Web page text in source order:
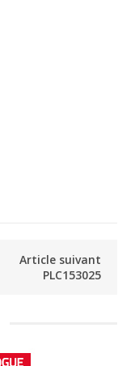
Article suivant
PLC153025